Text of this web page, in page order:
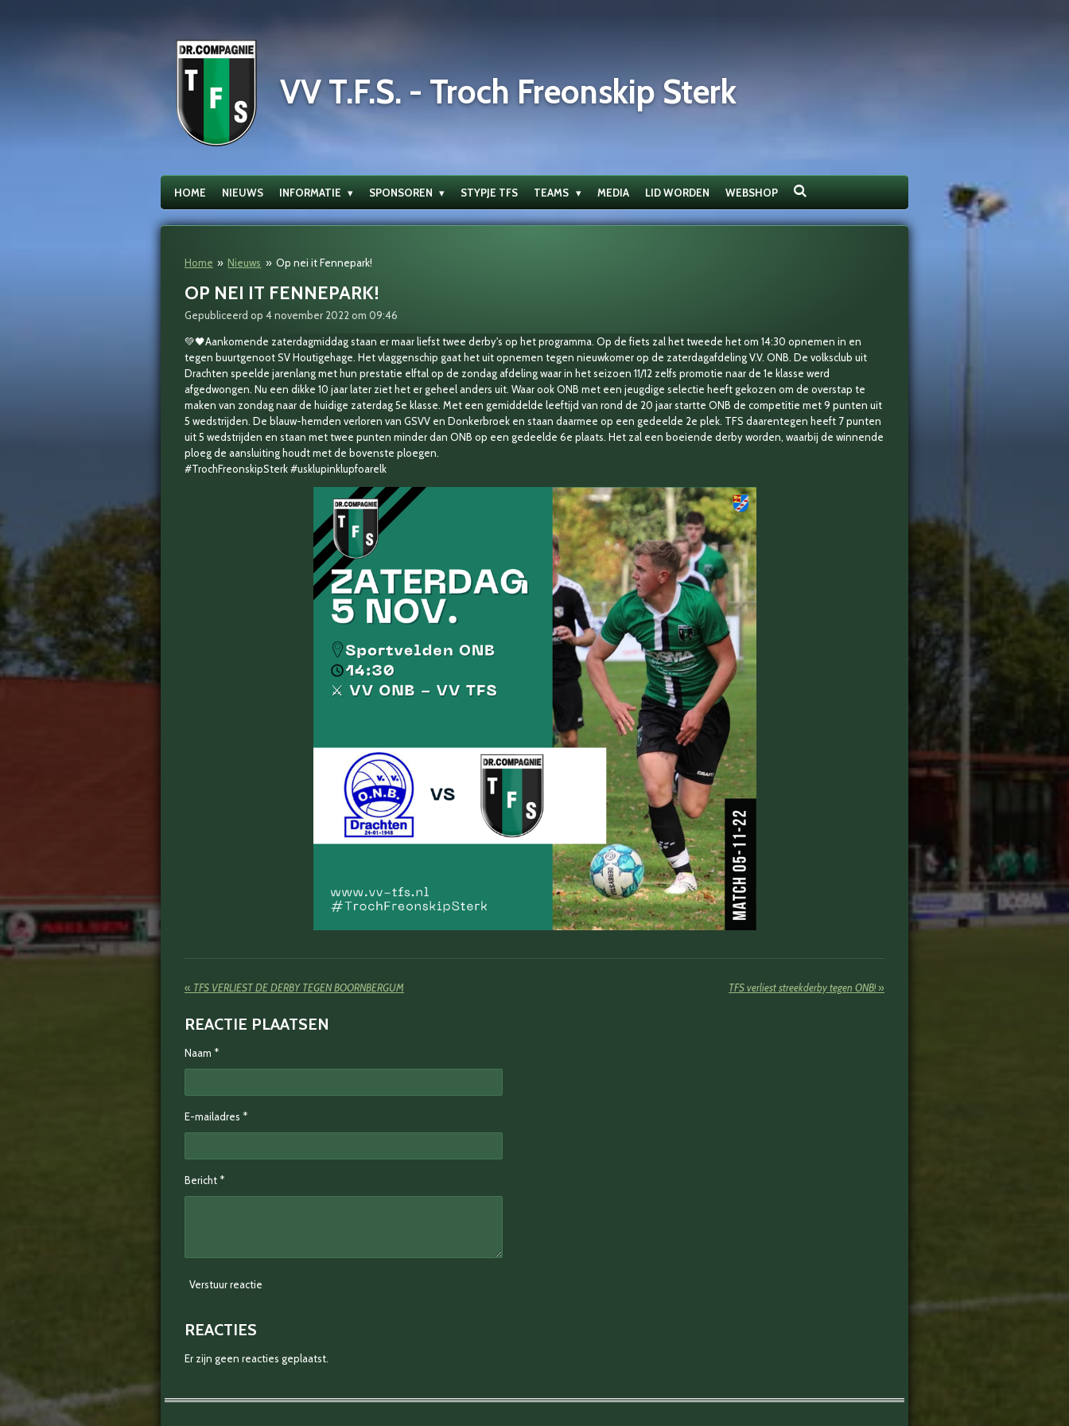
VV T.F.S. - Troch Freonskip Sterk
HOME NIEUWS INFORMATIE SPONSOREN STYPJE TFS TEAMS MEDIA LID WORDEN WEBSHOP
Home » Nieuws » Op nei it Fennepark!
OP NEI IT FENNEPARK!
Gepubliceerd op 4 november 2022 om 09:46
💚🖤Aankomende zaterdagmiddag staan er maar liefst twee derby's op het programma. Op de fiets zal het tweede het om 14:30 opnemen in en
tegen buurtgenoot SV Houtigehage. Het vlaggenschip gaat het uit opnemen tegen nieuwkomer op de zaterdagafdeling V.V. ONB. De volksclub uit
Drachten speelde jarenlang met hun prestatie elftal op de zondag afdeling waar in het seizoen 11/12 zelfs promotie naar de 1e klasse werd
afgedwongen. Nu een dikke 10 jaar later ziet het er geheel anders uit. Waar ook ONB met een jeugdige selectie heeft gekozen om de overstap te
maken van zondag naar de huidige zaterdag 5e klasse. Met een gemiddelde leeftijd van rond de 20 jaar startte ONB de competitie met 9 punten uit
5 wedstrijden. De blauw-hemden verloren van GSVV en Donkerbroek en staan daarmee op een gedeelde 2e plek. TFS daarentegen heeft 7 punten
uit 5 wedstrijden en staan met twee punten minder dan ONB op een gedeelde 6e plaats. Het zal een boeiende derby worden, waarbij de winnende
ploeg de aansluiting houdt met de bovenste ploegen.
#TrochFreonskipSterk #usklupinklupfoarelk
« TFS VERLIEST DE DERBY TEGEN BOORNBERGUM TFS verliest streekderby tegen ONB! »
REACTIE PLAATSEN
Naam *
E-mailadres *
Bericht *
Verstuur reactie
REACTIES
Er zijn geen reacties geplaatst.